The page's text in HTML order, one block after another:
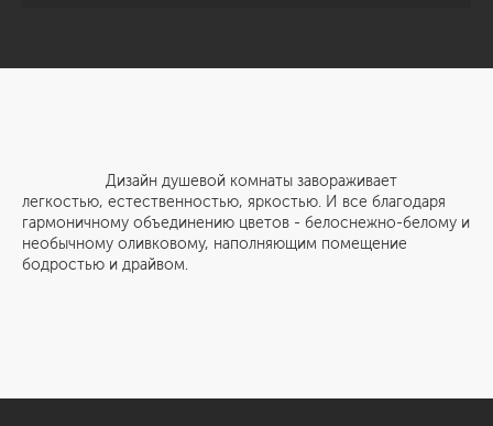
Дизайн душевой комнаты завораживает
легкостью, естественностью, яркостью. И все благодаря
гармоничному объединению цветов - белоснежно-белому и
необычному оливковому, наполняющим помещение
бодростью и драйвом.